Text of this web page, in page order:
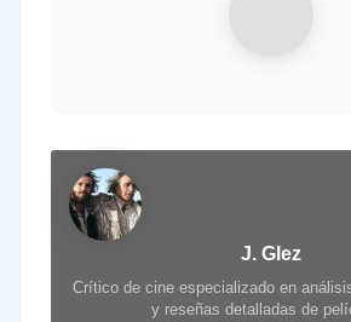
J. Glez
Crítico de cine especializado en
y reseñas detalladas de